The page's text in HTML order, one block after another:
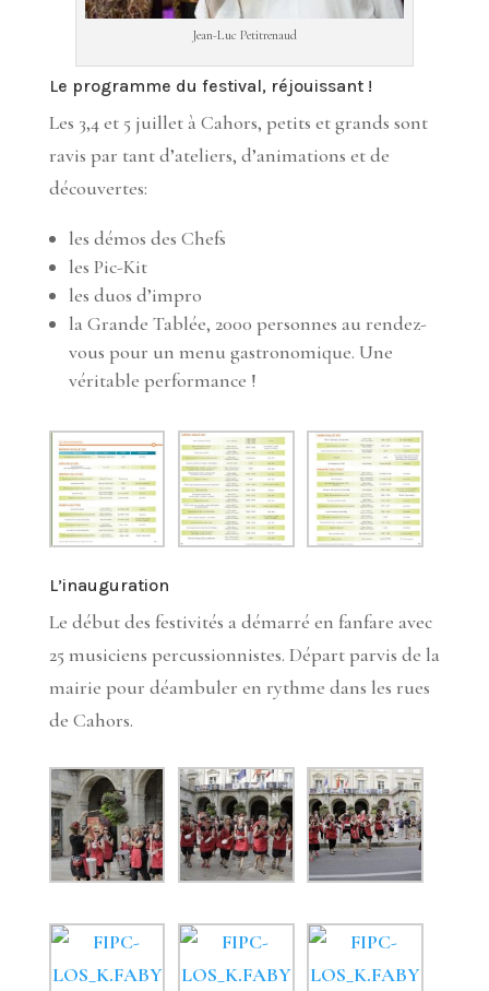
Jean-Luc Petitrenaud
Le programme du festival, réjouissant !
Les 3,4 et 5 juillet à Cahors, petits et grands sont
ravis par tant d’ateliers, d’animations et de
découvertes:
les démos des Chefs
les Pic-Kit
les duos d’impro
la Grande Tablée, 2000 personnes au rendez-
vous pour un menu gastronomique. Une
véritable performance !
L’inauguration
Le début des festivités a démarré en fanfare avec
25 musiciens percussionnistes. Départ parvis de la
mairie pour déambuler en rythme dans les rues
de Cahors.